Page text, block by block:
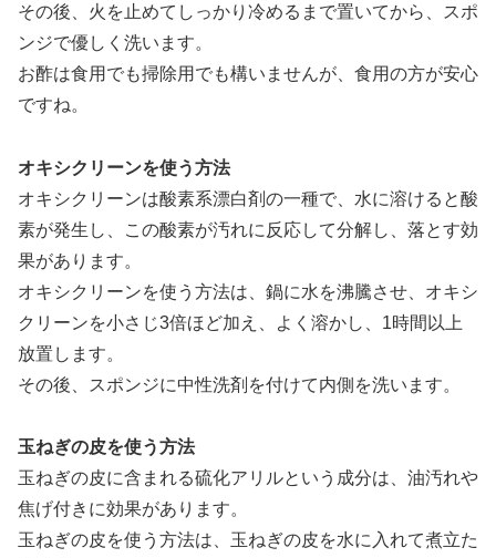
その後、火を止めてしっかり冷めるまで置いてから、スポ
ンジで優しく洗います。
お酢は食用でも掃除用でも構いませんが、食用の方が安心
ですね。
オキシクリーンを使う方法
オキシクリーンは酸素系漂白剤の一種で、水に溶けると酸
素が発生し、この酸素が汚れに反応して分解し、落とす効
果があります。
オキシクリーンを使う方法は、鍋に水を沸騰させ、オキシ
クリーンを小さじ3倍ほど加え、よく溶かし、1時間以上
放置します。
その後、スポンジに中性洗剤を付けて内側を洗います。
玉ねぎの皮を使う方法
玉ねぎの皮に含まれる硫化アリルという成分は、油汚れや
焦げ付きに効果があります。
玉ねぎの皮を使う方法は、玉ねぎの皮を水に入れて煮立た